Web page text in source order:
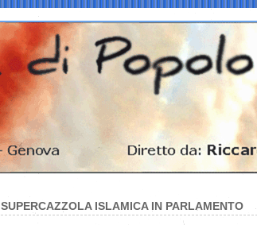
SUPERCAZZOLA ISLAMICA IN PARLAMENTO